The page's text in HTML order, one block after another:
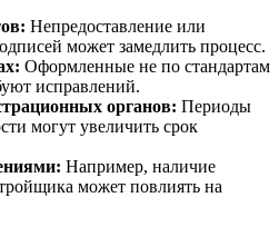
Непредоставление или
может замедлить процесс.
Оформленные не по стандартам
исправлений.
органов: Периоды
могут увеличить срок
Например, наличие
может повлиять на